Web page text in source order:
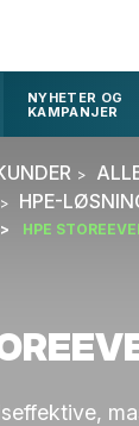
NYHETER OG
KAMPANJER
HPE-
HPE